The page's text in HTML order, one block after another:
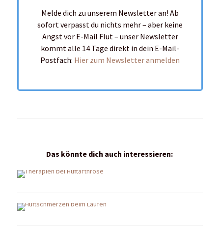
Melde dich zu unserem Newsletter an! Ab
sofort verpasst du nichts mehr – aber keine
Angst vor E-Mail Flut – unser Newsletter
kommt alle 14 Tage direkt in dein E-Mail-
Postfach: Hier zum Newsletter anmelden
Das könnte dich auch interessieren: